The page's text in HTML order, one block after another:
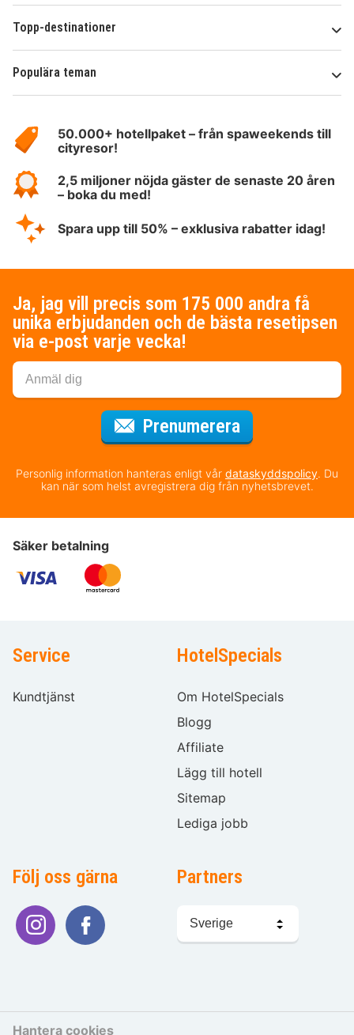
Topp-destinationer
Populära teman
HotelSpecials50.000+ hotellpaket – från spaweekends till
cityresor!
2,5 miljoner nöjda gäster de senaste 20 åren
– boka du med!
Spara upp till 50% – exklusiva rabatter idag!
Ja, jag vill precis som 175 000 andra få
unika erbjudanden och de bästa resetipsen
via e-post varje vecka!
Prenumerera
Personlig information hanteras enligt vår dataskyddspolicy. Du
kan när som helst avregistrera dig från nyhetsbrevet.
Säker betalning
Service
Kundtjänst
HotelSpecials
Om HotelSpecials
Blogg
Affiliate
Lägg till hotell
Sitemap
Lediga jobb
Följ oss gärna Partners
språk
Hantera cookies